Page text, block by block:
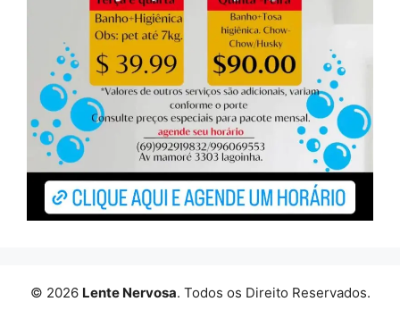
© 2026 Lente Nervosa. Todos os Direito Reservados.